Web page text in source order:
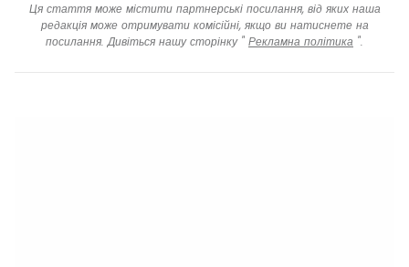
Ця стаття може містити партнерські посилання, від яких наша
редакція може отримувати комісійні, якщо ви натиснете на
посилання. Дивіться нашу сторінку " Рекламна політика ".